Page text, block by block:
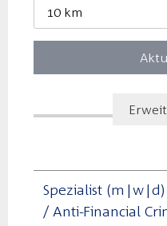
10 km
Spezialist (m|w|d)
/ Anti-Financial